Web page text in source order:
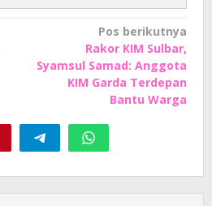
Pos berikutnya
Rakor KIM Sulbar,
Syamsul Samad: Anggota
KIM Garda Terdepan
Bantu Warga